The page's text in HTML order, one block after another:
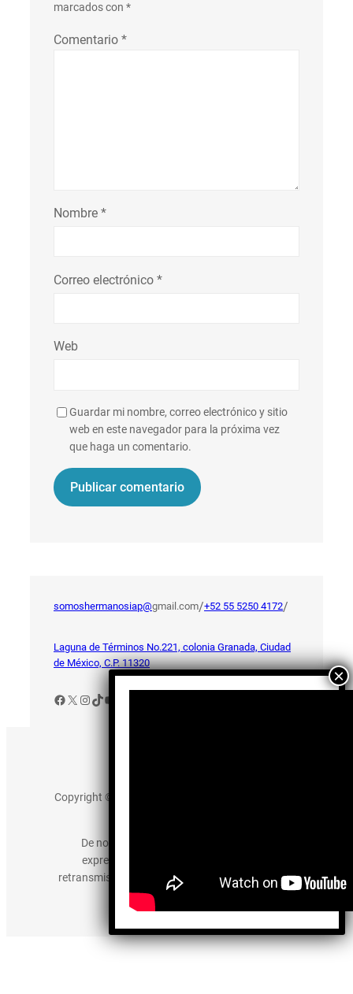
marcados con *
Comentario *
Nombre *
Correo electrónico *
Web
Guardar mi nombre, correo electrónico y sitio
web en este navegador para la próxima vez
que haga un comentario.
somoshermanosiap@gmail.com/+52 55 5250 4172/
Laguna de Términos No.221, colonia Granada, Ciudad
de México, C.P. 11320
Facebook
X Instagram
TikTok
YouTube
Copyright © 2025 somos-hermanos.mx. Todos los
De no existir previa autorización, queda
expresamente prohibida la publicación,
retransmisión, edición y cualquier otro uso de los
contenidos.